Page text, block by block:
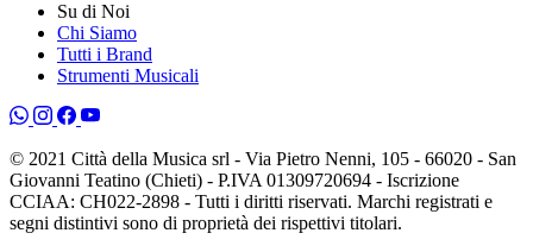
Su di Noi
Chi Siamo
Tutti i Brand
Strumenti Musicali
© 2021 Città della Musica srl - Via Pietro Nenni, 105 - 66020 - San
Giovanni Teatino (Chieti) - P.IVA 01309720694 - Iscrizione
CCIAA: CH022-2898 - Tutti i diritti riservati. Marchi registrati e
segni distintivi sono di proprietà dei rispettivi titolari.